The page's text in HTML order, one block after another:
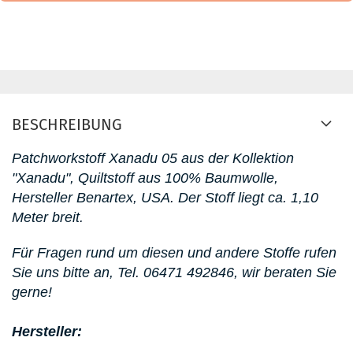
BESCHREIBUNG
Patchworkstoff Xanadu 05 aus der Kollektion
"Xanadu", Quiltstoff aus 100% Baumwolle,
Hersteller Benartex, USA. Der Stoff liegt ca. 1,10
Meter breit.
Für Fragen rund um diesen und andere Stoffe rufen
Sie uns bitte an, Tel. 06471 492846, wir beraten Sie
gerne!
Hersteller: